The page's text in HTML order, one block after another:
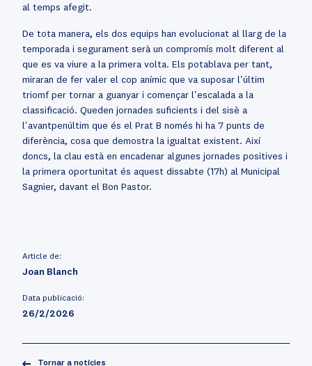
al temps afegit.
De tota manera, els dos equips han evolucionat al llarg de la
temporada i segurament serà un compromís molt diferent al
que es va viure a la primera volta. Els potablava per tant,
miraran de fer valer el cop anímic que va suposar l'últim
triomf per tornar a guanyar i començar l'escalada a la
classificació. Queden jornades suficients i del sisè a
l'avantpenúltim que és el Prat B només hi ha 7 punts de
diferència, cosa que demostra la igualtat existent. Així
doncs, la clau està en encadenar algunes jornades positives i
la primera oportunitat és aquest dissabte (17h) al Municipal
Sagnier, davant el Bon Pastor.
Article de:
Joan Blanch
Data publicació:
26/2/2026
Tornar a notícies